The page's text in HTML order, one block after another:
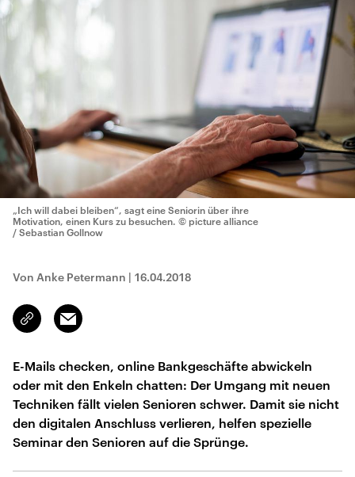
„Ich will dabei bleiben“, sagt eine Seniorin über ihre
Motivation, einen Kurs zu besuchen. © picture alliance
/ Sebastian Gollnow
Von Anke Petermann | 16.04.2018
Link
kopieren/teilen
Email
E-Mails checken, online Bankgeschäfte abwickeln
oder mit den Enkeln chatten: Der Umgang mit neuen
Techniken fällt vielen Senioren schwer. Damit sie nicht
den digitalen Anschluss verlieren, helfen spezielle
Seminar den Senioren auf die Sprünge.